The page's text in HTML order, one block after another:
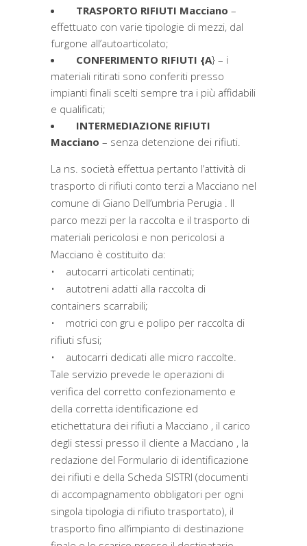
TRASPORTO RIFIUTI Macciano –
effettuato con varie tipologie di mezzi, dal
furgone all’autoarticolato;
CONFERIMENTO RIFIUTI {A} – i
materiali ritirati sono conferiti presso
impianti finali scelti sempre tra i più affidabili
e qualificati;
INTERMEDIAZIONE RIFIUTI
Macciano – senza detenzione dei rifiuti.
La ns. società effettua pertanto l’attività di
trasporto di rifiuti conto terzi a Macciano nel
comune di Giano Dell’umbria Perugia . Il
parco mezzi per la raccolta e il trasporto di
materiali pericolosi e non pericolosi a
Macciano è costituito da:
• autocarri articolati centinati;
• autotreni adatti alla raccolta di
containers scarrabili;
• motrici con gru e polipo per raccolta di
rifiuti sfusi;
• autocarri dedicati alle micro raccolte.
Tale servizio prevede le operazioni di
verifica del corretto confezionamento e
della corretta identificazione ed
etichettatura dei rifiuti a Macciano , il carico
degli stessi presso il cliente a Macciano , la
redazione del Formulario di identificazione
dei rifiuti e della Scheda SISTRI (documenti
di accompagnamento obbligatori per ogni
singola tipologia di rifiuto trasportato), il
trasporto fino all’impianto di destinazione